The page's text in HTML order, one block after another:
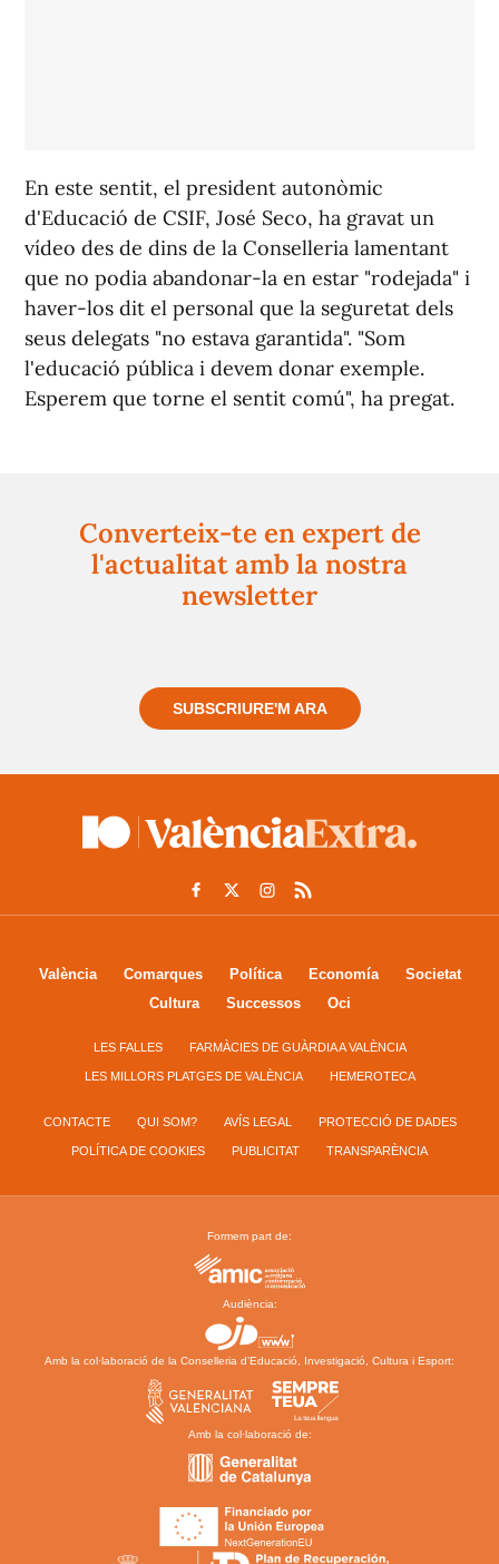
En este sentit, el president autonòmic
d'Educació de CSIF, José Seco, ha gravat un
vídeo des de dins de la Conselleria lamentant
que no podia abandonar-la en estar "rodejada" i
haver-los dit el personal que la seguretat dels
seus delegats "no estava garantida". "Som
l'educació pública i devem donar exemple.
Esperem que torne el sentit comú", ha pregat.
Converteix-te en expert de
l'actualitat amb la nostra
newsletter
SUBSCRIURE'M ARA
València Comarques Política Economía
Societat
Cultura
Successos Oci
LES FALLES FARMÀCIES DE GUÀRDIA A VALÈNCIA
LES MILLORS PLATGES DE VALÈNCIA HEMEROTECA
CONTACTE QUI SOM? AVÍS LEGAL PROTECCIÓ DE DADES
POLÍTICA DE COOKIES PUBLICITAT TRANSPARÈNCIA
Formem part de:
Audiència:
Amb la col·laboració de la Conselleria d’Educació, Investigació, Cultura i Esport:
Amb la col·laboració de: